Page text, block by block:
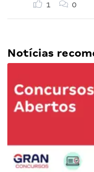
1 0
Notícias